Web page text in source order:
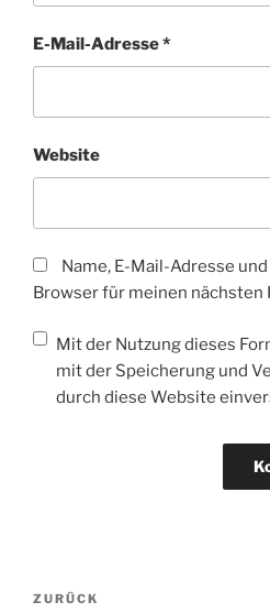
E-Mail-Adresse*
Website
Name, E-Mail-Adresse
Browser für meinen
Mit der Nutzung dieses
mit der Speicherung und
durch diese Website
Beitragsnavigation
Vorheriger
ZURÜCK